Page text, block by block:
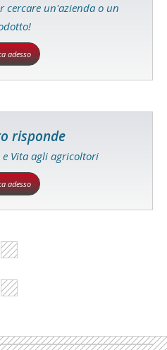
cercare un'azienda o un
adesso
risponde
Vita agli agricoltori
adesso